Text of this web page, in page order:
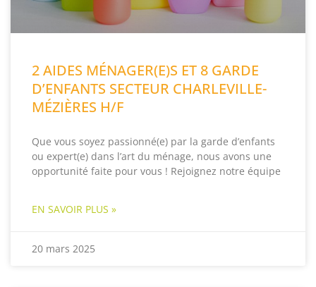
2 AIDES MÉNAGER(E)S ET 8 GARDE
D’ENFANTS SECTEUR CHARLEVILLE-
MÉZIÈRES H/F
Que vous soyez passionné(e) par la garde d’enfants
ou expert(e) dans l’art du ménage, nous avons une
opportunité faite pour vous ! Rejoignez notre équipe
EN SAVOIR PLUS »
20 mars 2025